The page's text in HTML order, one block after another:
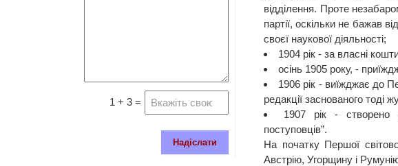
відділення. Проте
партії, оскільки не бажав
своєї наукової діяльності;
1904 рік - за власні
осінь 1905 року, -
1906 рік - виїжджає до
редакції заснованого тоді
1907 рік - створено
поступовців”.
На початку Першої
Австрію, Угорщину і
1 + 3 =
Надіслати